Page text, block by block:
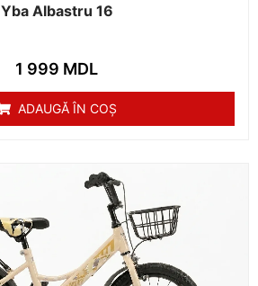
Yba Albastru 16
1 999 MDL
ADAUGĂ ÎN COȘ